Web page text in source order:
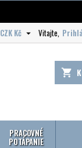
Vitajte,
CZK Kč 
shopping_cart
PRACOVNÉ
POTÁPANIE